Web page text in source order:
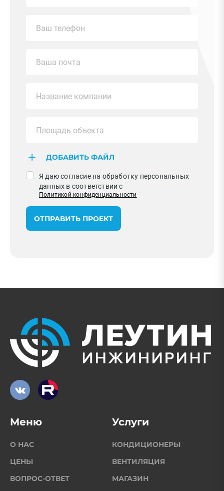
Показать еще
ДОБАВИТЬ ФАЙЛ
Я даю согласие на обработку персональных
данных в соответствии с
Политикой конфиденциальности
ОТПРАВИТЬ ПРОЕКТ
Меню
О НАС
ЦЕНЫ
ВОПРОС-ОТВЕТ
Услуги
КОНДИЦИОНЕРЫ
ВЕНТИЛЯЦИЯ
МАГАЗИН